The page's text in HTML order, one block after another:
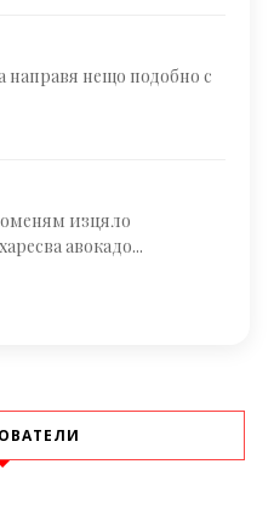
направя нещо подобно с
изцяло
авокадо...